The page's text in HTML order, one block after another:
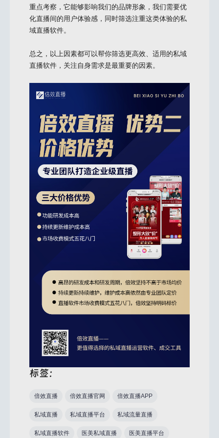
重点考察，它能够影响我们的品牌形象，我们需要优
化直播间的用户体验感，同时筛选注重这类体验的私
域直播软件。
总之，以上因素都可以帮你筛选更高效、适用的私域
直播软件，关注自身需求是最重要的因素。
标签：
倍效直播 倍效直播官网 倍效直播APP
私域直播 私域直播平台 私域流量直播
私域直播软件 医美私域直播 医美直播平台